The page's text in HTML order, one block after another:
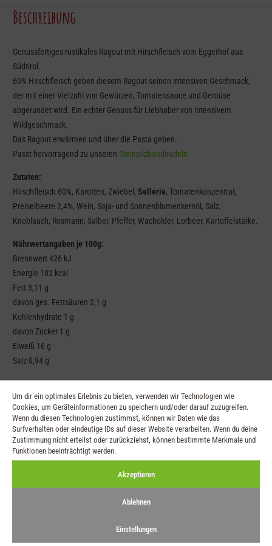
Um dir ein optimales Erlebnis zu bieten, verwenden wir Technologien wie
Cookies, um Geräteinformationen zu speichern und/oder darauf zuzugreifen.
Wenn du diesen Technologien zustimmst, können wir Daten wie das
Surfverhalten oder eindeutige IDs auf dieser Website verarbeiten. Wenn du deine
Zustimmung nicht erteilst oder zurückziehst, können bestimmte Merkmale und
Funktionen beeinträchtigt werden.
Akzeptieren
Ablehnen
Einstellungen
Beschreibung
Genussfertiges rustikales Ragout mit Hirschfleisch vom Eggerhof aus
Südtirol.
60% Hirschfleisch geben diesem Ragout seinen intensiven Geschmack,
der mit einer Vielzahl von Gewürzen, Tomatensauce und Gemüse
abgerundet wird. Ein echter Genuss für Liebhaber von intensivem
Wildgeschmack.
Das Ragout erwärmen und über die Pasta geben.
Passt hervorragend zu unseren Steinpilzbandnudeln
Zutaten:
Hirschfleisch 60%, Karotten, Zwiebel, Sellerie, Tomatenkonzentrat,
Preiselbeere 2,4%, Wein, Soja- und Sonnenblumenkernöl, Salz,
Knoblauch, Rosmarin, Salbei, Pfeffer, Wacholder, Lorbeer, Kartoffelstärke.
Nährwertangaben je 100g:
Brennwert 426 kJ
Energie 102 kcal
Fett 3,11 g
davon ges. Fettsäuren 2,1 g
Kohlenhydrate 1 g
davon Zucker 1 g
Eiweiß 16 g
Salz 0,94 g
Ähnliche Produkte